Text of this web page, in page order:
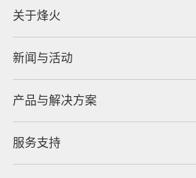
关于烽火
新闻与活动
产品与解决方案
服务支持